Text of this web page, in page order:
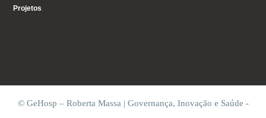
Projetos
© GeHosp – Roberta Massa | Governança, Inovação e Saúde -